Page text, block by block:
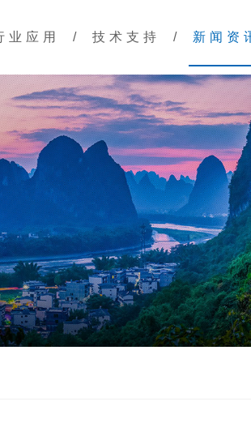
业应用 / 技术支持 / 新闻资